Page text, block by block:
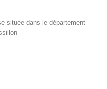
située dans le département